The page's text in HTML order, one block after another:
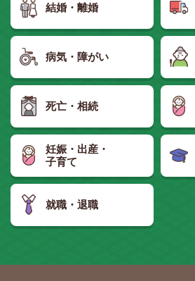
結婚・離婚
病気・障がい
死亡・相続
妊娠・出産・
子育て
就職・退職